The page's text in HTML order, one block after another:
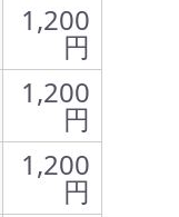
1,200
円
1,200
円
1,200
円